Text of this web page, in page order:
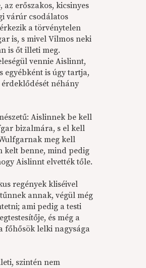
erőszakos, kicsinyes
várúr csodálatos
a törvénytelen
is, s mivel Vilmos neki
is őt illeti meg.
vennie Aislinnt,
egyébként is úgy tartja,
néhány
Aislinnek be kell
bizalmára, s el kell
meg kell
kelt benne, mind pedig
Aislinnt elvették tőle.
regények kliséivel
annak, végül még
ami pedig a testi
és még a
főhősök lelki nagysága
szintén nem